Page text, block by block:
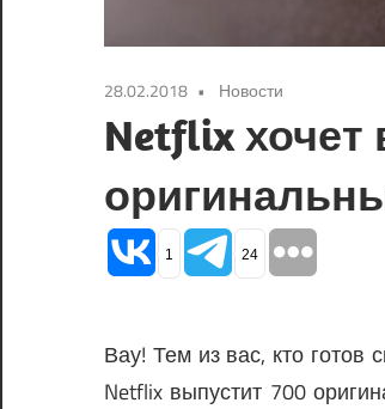
28.02.2018 Новости
Netflix хочет
1 24
Вау! Тем из вас, кто готов
Netflix выпустит 700